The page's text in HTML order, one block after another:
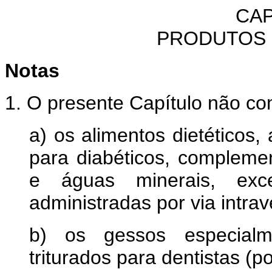
Notas
1. O presente Capítulo não
a) os alimentos dietéticos,
para diabéticos,
e águas minerais,
administradas por via
b) os gessos
triturados para dentistas